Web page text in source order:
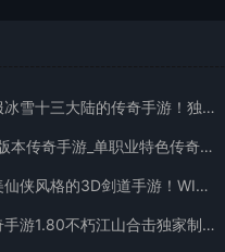
《战神引擎》：征服冰雪十三大陆的传奇手游！独特职业、Win服务端，视频架设教程全攻略
战神引擎_魂环诛仙版本传奇手游_单职业特色传奇手游_Win服务端_通用视频架设教程
《剑道仙道》：唯美仙侠风格的3D剑道手游！WIN学习手工服务端，无IP数限制，通用视频教程全解析
《战神引擎》：传奇手游1.80不朽江山合击独家制作版[白猪3]！支持安卓和iOS双端